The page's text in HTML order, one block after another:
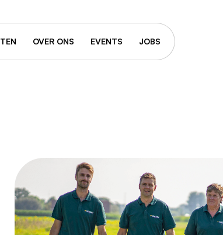
OVER ONS EVENTS JOBS